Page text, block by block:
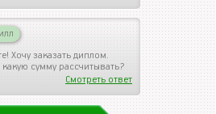
Хочу заказать диплом.
сумму рассчитывать?
Смотреть ответ